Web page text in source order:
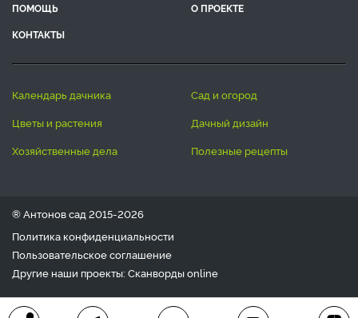
ПОМОЩЬ
О ПРОЕКТЕ
КОНТАКТЫ
календарь дачника
сад и огород
цветы и растения
дачный дизайн
хозяйственные дела
полезные рецепты
® Антонов сад 2015-2026
Политика конфиденциальности
Пользовательское соглашение
Другие наши проекты: Сканвордыonline
Любое использование материала допускается только с
письменного согласия редакции